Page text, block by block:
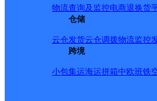
物流查询及监控电商退换货
仓储
云仓发货云仓调拨物流监控
跨境
小包集运海运拼箱中欧班铁